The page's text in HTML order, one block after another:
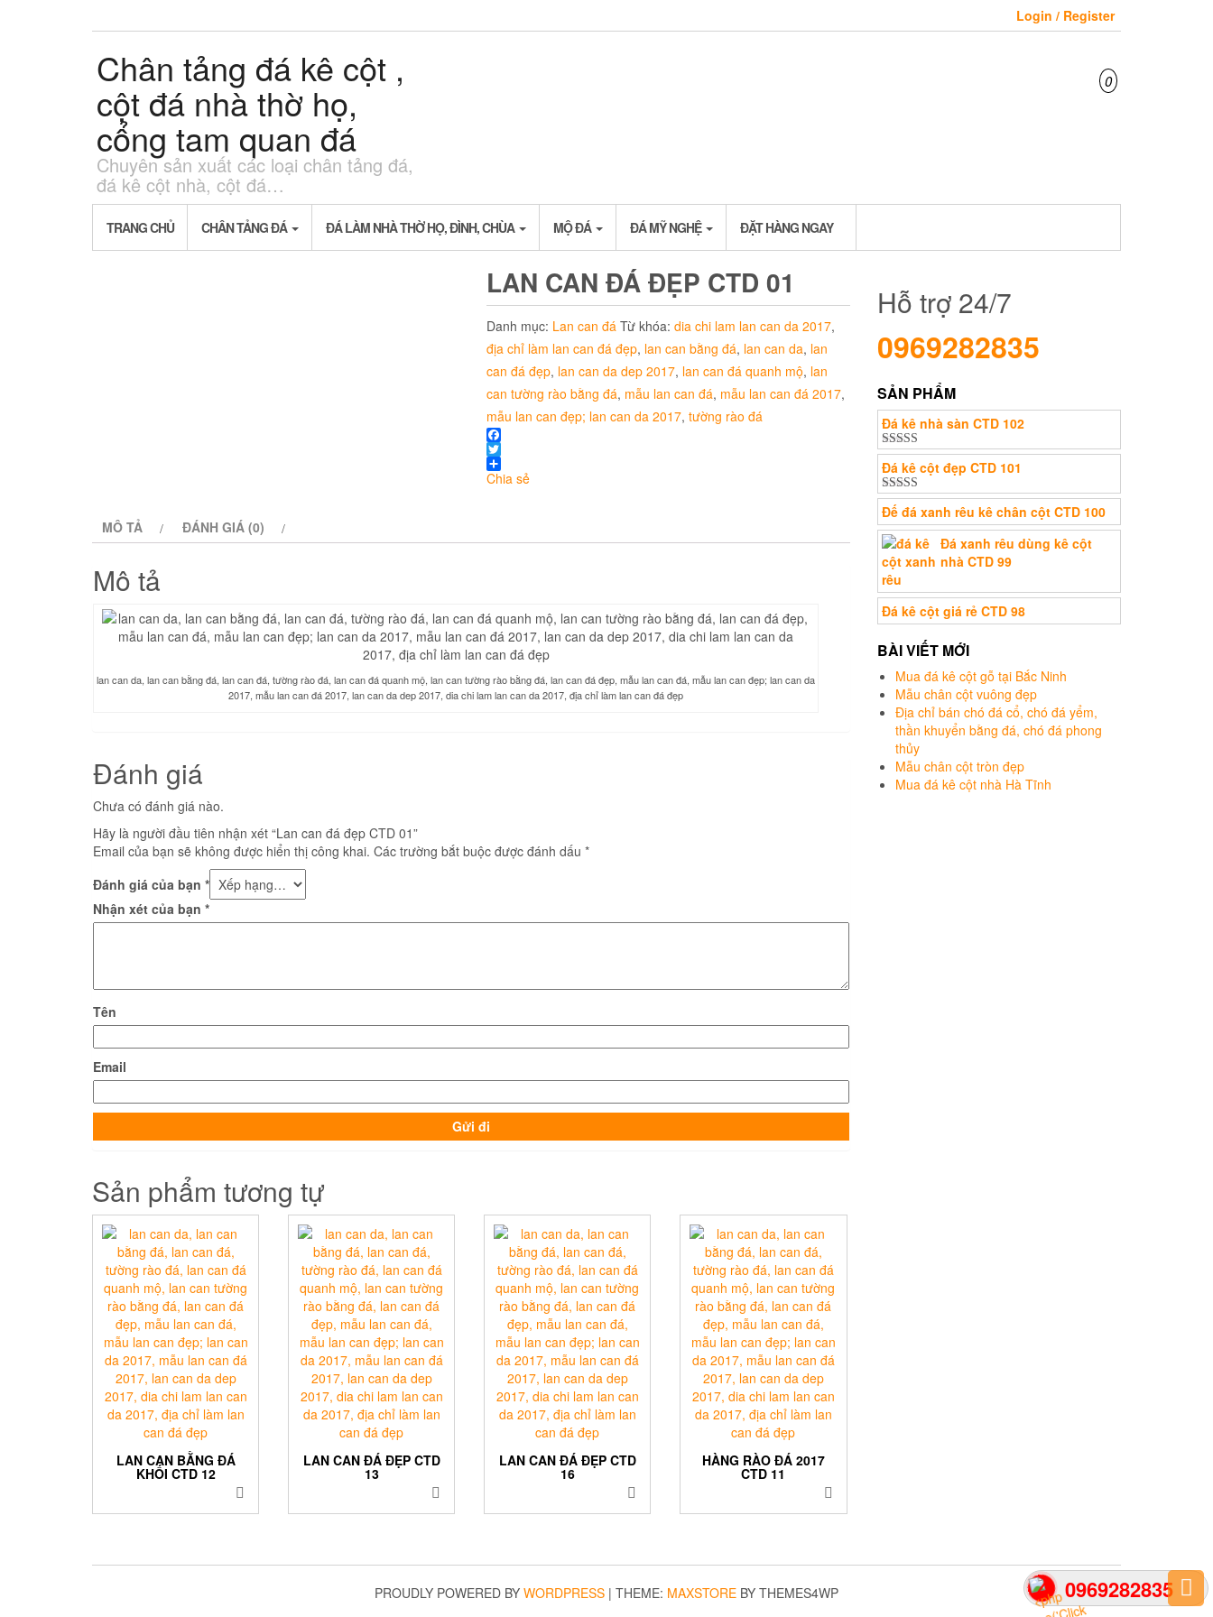
0969282835
Login / Register
Chân tảng đá kê cột ,
cột đá nhà thờ họ,
cổng tam quan đá
Chuyên sản xuất các loại chân tảng đá,
đá kê cột nhà, cột đá…
0
TRANG CHỦ CHÂN TẢNG ĐÁ ĐÁ LÀM NHÀ THỜ HỌ, ĐÌNH, CHÙA MỘ ĐÁ ĐÁ MỸ NGHỆ ĐẶT HÀNG NGAY
LAN CAN ĐÁ ĐẸP CTD 01
Danh mục: Lan can đá Từ khóa: dia chi lam lan can da 2017,
địa chỉ làm lan can đá đẹp, lan can bằng đá, lan can da, lan
can đá đẹp, lan can da dep 2017, lan can đá quanh mộ, lan
can tường rào bằng đá, mẫu lan can đá, mẫu lan can đá 2017,
mẫu lan can đẹp; lan can da 2017, tường rào đá
Facebook
Twitter
Chia sẻ
MÔ TẢ ĐÁNH GIÁ (0)
Mô tả
lan can da, lan can bằng đá, lan can đá, tường rào đá, lan can đá quanh mộ, lan can tường rào bằng đá, lan can đá đẹp, mẫu lan can đá, mẫu lan can đẹp; lan can da
2017, mẫu lan can đá 2017, lan can da dep 2017, dia chi lam lan can da 2017, địa chỉ làm lan can đá đẹp
Đánh giá
Chưa có đánh giá nào.
Hãy là người đầu tiên nhận xét “Lan can đá đẹp CTD 01”
Email của bạn sẽ không được hiển thị công khai. Các trường bắt buộc được đánh dấu *
Đánh giá của bạn *
Nhận xét của bạn *
Tên
Email
Sản phẩm tương tự
LAN CAN BẰNG ĐÁ
KHỐI CTD 12
LAN CAN ĐÁ ĐẸP CTD
13
LAN CAN ĐÁ ĐẸP CTD
16
HÀNG RÀO ĐÁ 2017
CTD 11
Hỗ trợ 24/7
0969282835
SẢN PHẨM
Đá kê nhà sàn CTD 102
Được xếp
hạng5.005
sao
Đá kê cột đẹp CTD 101
Được xếp
hạng5.005
sao
Đế đá xanh rêu kê chân cột CTD 100
Đá xanh rêu dùng kê cột
nhà CTD 99
Đá kê cột giá rẻ CTD 98
BÀI VIẾT MỚI
Mua đá kê cột gỗ tại Bắc Ninh
Mẫu chân cột vuông đẹp
Địa chỉ bán chó đá cổ, chó đá yểm,
thần khuyển bằng đá, chó đá phong
thủy
Mẫu chân cột tròn đẹp
Mua đá kê cột nhà Hà Tĩnh
PROUDLY POWERED BY WORDPRESS | THEME: MAXSTORE BY THEMES4WP